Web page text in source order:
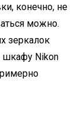
конечно, не
можно.
зеркалок
шкафу Nikon